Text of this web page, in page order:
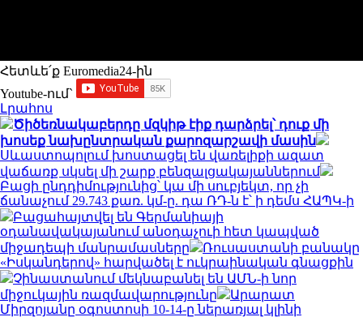
Հետևե՛ք Euromedia24-ին
Youtube-ում`
Լրահոս
Ծիծեռնակաբերդը մզկիթ էիք դարձրել՝ դուք մի
խոսեք նախընտրական քարոզարշավի մասին
Սևաստոպոլում խոստացել են վառելիքի ազատ
վաճառք սկսել մի շարք բենզալցակայաններում
Բացի ընդդիմությունից՝ կա մի սուբյեկտ, որ չի
ճանաչում 29.743 քառ. կմ-ը. դա ՌԴ-ն է՝ ի դեմս ՀԱՊԿ-ի
Բացահայտվել են Գերմանիայի
օդանավակայանում անօդաչուի հետ կապված
միջադեպի մանրամասները
Ռուսաստանի բանակը
«Իսկանդերով» հարվածել է ուկրաինական գնացքին
Չինաստանում մեկնաբանել են ԱՄՆ-ի նոր
միջուկային ռազմավարությունը
Արարատ
Միրզոյանը օգոստոսի 10-14-ը ներառյալ կլինի